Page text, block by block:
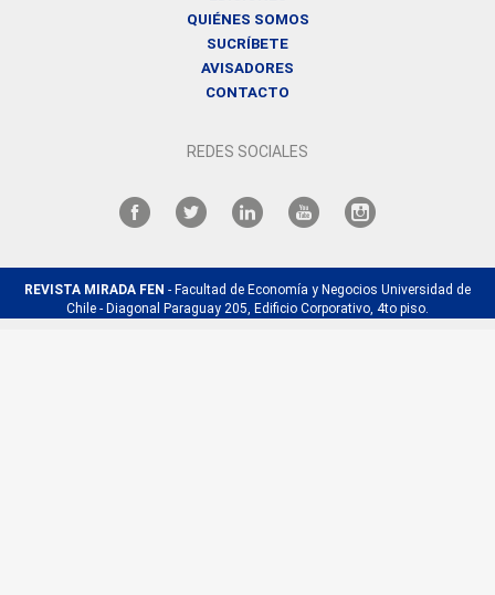
QUIÉNES SOMOS
SUCRÍBETE
AVISADORES
CONTACTO
REDES SOCIALES
REVISTA MIRADA FEN - Facultad de Economía y Negocios Universidad de
Chile - Diagonal Paraguay 205, Edificio Corporativo, 4to piso.